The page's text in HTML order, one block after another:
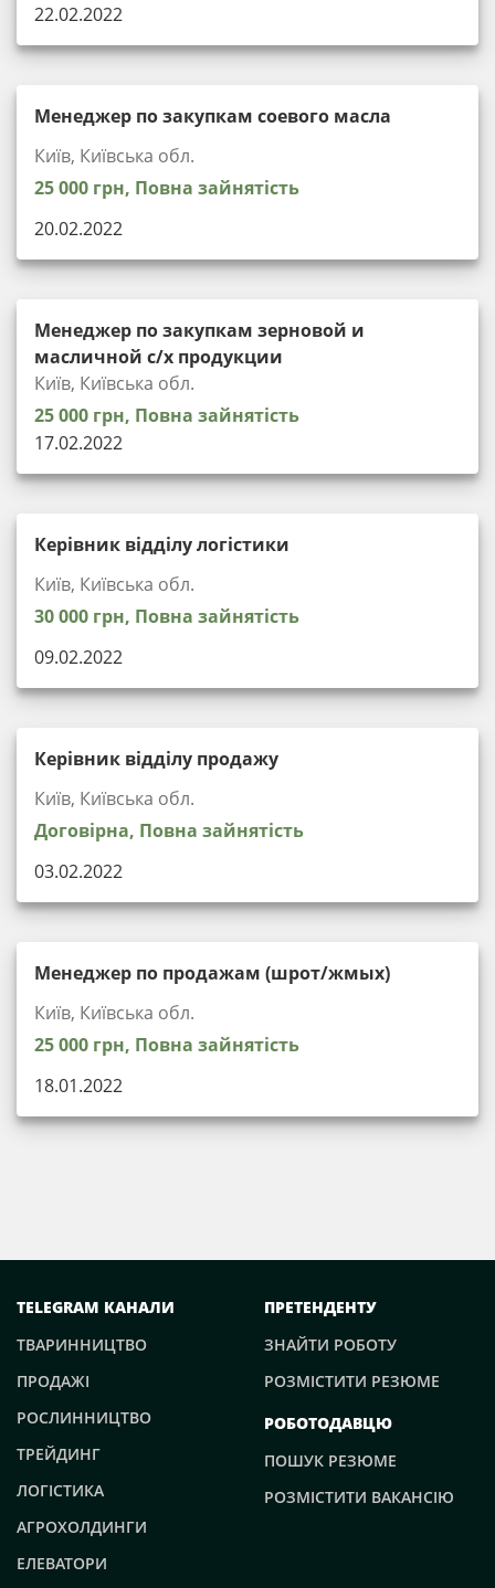
22.02.2022
Менеджер по закупкам соевого масла
Київ, Київська обл.
25 000 грн, Повна зайнятість
20.02.2022
Менеджер по закупкам зерновой и
масличной с/х продукции
Київ, Київська обл.
25 000 грн, Повна зайнятість
17.02.2022
Керівник відділу логістики
Київ, Київська обл.
30 000 грн, Повна зайнятість
09.02.2022
Керівник відділу продажу
Київ, Київська обл.
Договірна, Повна зайнятість
03.02.2022
Менеджер по продажам (шрот/жмых)
Київ, Київська обл.
25 000 грн, Повна зайнятість
18.01.2022
TELEGRAM КАНАЛИ
ТВАРИННИЦТВО
ПРОДАЖІ
РОСЛИННИЦТВО
ТРЕЙДИНГ
ЛОГІСТИКА
АГРОХОЛДИНГИ
ЕЛЕВАТОРИ
ПРЕТЕНДЕНТУ
ЗНАЙТИ РОБОТУ
РОЗМІСТИТИ РЕЗЮМЕ
РОБОТОДАВЦЮ
ПОШУК РЕЗЮМЕ
РОЗМІСТИТИ ВАКАНСІЮ